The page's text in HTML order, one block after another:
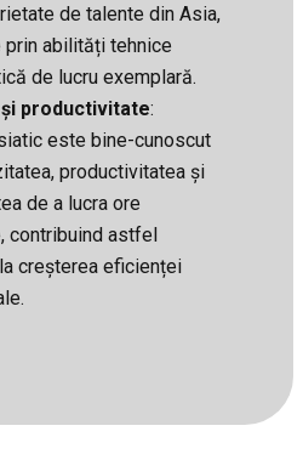
de talente din Asia,
prin abilități tehnice
de lucru exemplară.
productivitate:
este bine-cunoscut
productivitatea și
de a lucra ore
contribuind astfel
creșterea eficienței